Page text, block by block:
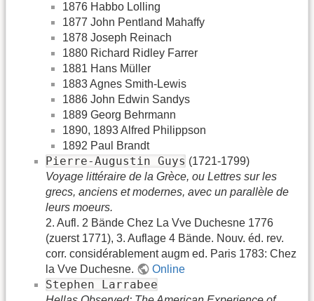
1876 Habbo Lolling
1877 John Pentland Mahaffy
1878 Joseph Reinach
1880 Richard Ridley Farrer
1881 Hans Müller
1883 Agnes Smith-Lewis
1886 John Edwin Sandys
1889 Georg Behrmann
1890, 1893 Alfred Philippson
1892 Paul Brandt
Pierre-Augustin Guys (1721-1799)
Voyage littéraire de la Grèce, ou Lettres sur les
grecs, anciens et modernes, avec un parallèle de
leurs moeurs.
2. Aufl. 2 Bände Chez La Vve Duchesne 1776
(zuerst 1771), 3. Auflage 4 Bände. Nouv. éd. rev.
corr. considérablement augm ed. Paris 1783: Chez
la Vve Duchesne.
Online
Stephen Larrabee